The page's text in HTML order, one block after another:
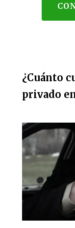
¿Cuánto
privado